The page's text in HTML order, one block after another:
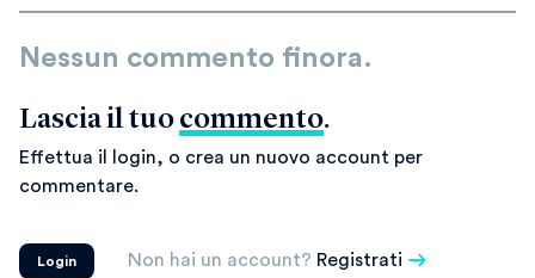
Nessun commento finora.
Lascia il tuo commento.
Effettua il login, o crea un nuovo account per
commentare.
Login Non hai un account? Registrati